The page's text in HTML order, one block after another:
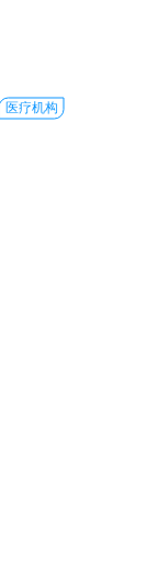
医疗机构